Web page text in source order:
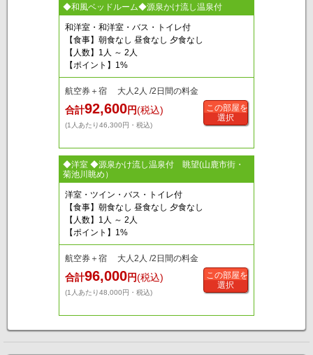
◆和風ベッドルーム◆源泉かけ流し温泉付
和洋室・和洋室・バス・トイレ付
【食事】朝食なし 昼食なし 夕食なし
【人数】1人 ～ 2人
【ポイント】1%
航空券＋宿 大人2人 /2日間の料金
合計92,600円(税込)
(1人あたり46,300円・税込)
この部屋を
選択
◆洋室 ◆源泉かけ流し温泉付 眺望(山鹿市街・
菊池川眺め）
洋室・ツイン・バス・トイレ付
【食事】朝食なし 昼食なし 夕食なし
【人数】1人 ～ 2人
【ポイント】1%
航空券＋宿 大人2人 /2日間の料金
合計96,000円(税込)
(1人あたり48,000円・税込)
この部屋を
選択